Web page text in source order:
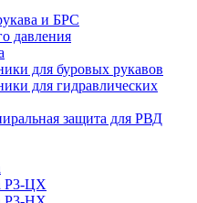
и БРС
давления
для буровых рукавов
для гидравлических
защита для РВД
Р3-ЦХ